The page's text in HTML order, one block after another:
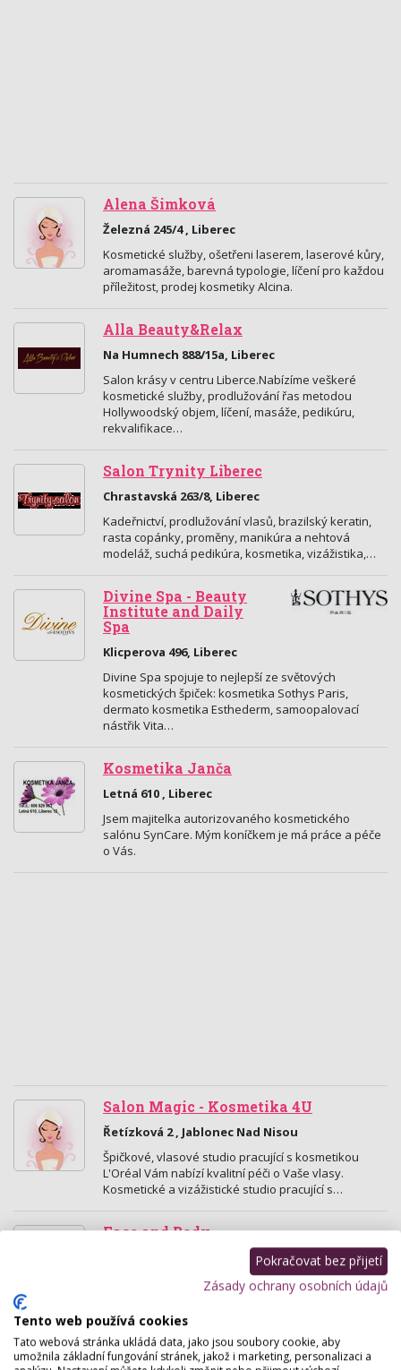
Alena Šimková
Železná 245/4 , Liberec
Kosmetické služby, ošetřeni laserem, laserové kůry,
aromamasáže, barevná typologie, líčení pro každou
příležitost, prodej kosmetiky Alcina.
Alla Beauty&Relax
Na Humnech 888/15a, Liberec
Salon krásy v centru Liberce.Nabízíme veškeré
kosmetické služby, prodlužování řas metodou
Hollywoodský objem, líčení, masáže, pedikúru,
rekvalifikace…
Salon Trynity Liberec
Chrastavská 263/8, Liberec
Kadeřnictví, prodlužování vlasů, brazilský keratin,
rasta copánky, proměny, manikúra a nehtová
modeláž, suchá pedikúra, kosmetika, vizážistika,…
Divine Spa - Beauty
Institute and Daily
Spa
Klicperova 496, Liberec
Divine Spa spojuje to nejlepší ze světových
kosmetických špiček: kosmetika Sothys Paris,
dermato kosmetika Esthederm, samoopalovací
nástřik Vita…
Kosmetika Janča
Letná 610 , Liberec
Jsem majitelka autorizovaného kosmetického
salónu SynCare. Mým koníčkem je má práce a péče
o Vás.
Salon Magic - Kosmetika 4U
Řetízková 2 , Jablonec Nad Nisou
Špičkové, vlasové studio pracující s kosmetikou
L'Oréal Vám nabízí kvalitní péči o Vaše vlasy.
Kosmetické a vizážistické studio pracující s…
Face and Body
Skřivánčí 49 , Jablonec Nad Nisou
Kosmetický salon Face and Body.
Salon Chic
Mánesova 20, Jablonec Nad Nisou
Pokračovat bez přijetí
Zásady ochrany osobních údajů
Tento web používá cookies
Tato webová stránka ukládá data, jako jsou soubory cookie, aby
umožnila základní fungování stránek, jakož i marketing, personalizaci a